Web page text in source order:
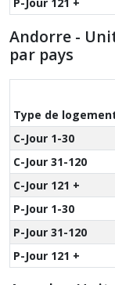
Andorre -
par pays
Type de
C-Jour 1-30
C-Jour 31-120
C-Jour 121 +
P-Jour 1-30
P-Jour 31-120
P-Jour 121 +